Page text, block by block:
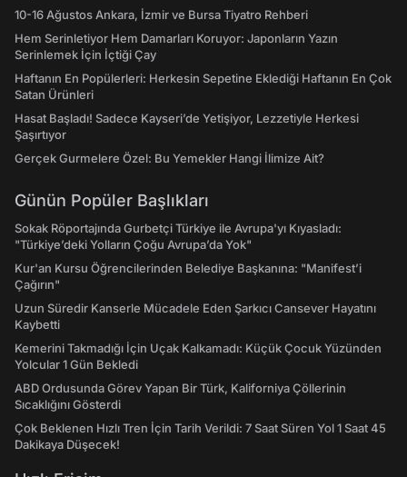
10-16 Ağustos Ankara, İzmir ve Bursa Tiyatro Rehberi
Hem Serinletiyor Hem Damarları Koruyor: Japonların Yazın
Serinlemek İçin İçtiği Çay
Haftanın En Popülerleri: Herkesin Sepetine Eklediği Haftanın En Çok
Satan Ürünleri
Hasat Başladı! Sadece Kayseri’de Yetişiyor, Lezzetiyle Herkesi
Şaşırtıyor
Gerçek Gurmelere Özel: Bu Yemekler Hangi İlimize Ait?
Günün Popüler Başlıkları
Sokak Röportajında Gurbetçi Türkiye ile Avrupa'yı Kıyasladı:
"Türkiye’deki Yolların Çoğu Avrupa’da Yok"
Kur'an Kursu Öğrencilerinden Belediye Başkanına: "Manifest’i
Çağırın"
Uzun Süredir Kanserle Mücadele Eden Şarkıcı Cansever Hayatını
Kaybetti
Kemerini Takmadığı İçin Uçak Kalkamadı: Küçük Çocuk Yüzünden
Yolcular 1 Gün Bekledi
ABD Ordusunda Görev Yapan Bir Türk, Kaliforniya Çöllerinin
Sıcaklığını Gösterdi
Çok Beklenen Hızlı Tren İçin Tarih Verildi: 7 Saat Süren Yol 1 Saat 45
Dakikaya Düşecek!